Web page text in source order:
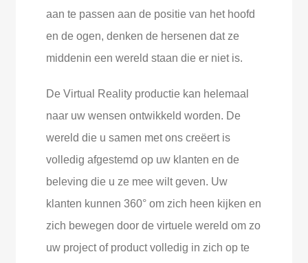
aan te passen aan de positie van het hoofd
en de ogen, denken de hersenen dat ze
middenin een wereld staan die er niet is.
De Virtual Reality productie kan helemaal
naar uw wensen ontwikkeld worden. De
wereld die u samen met ons creëert is
volledig afgestemd op uw klanten en de
beleving die u ze mee wilt geven. Uw
klanten kunnen 360° om zich heen kijken en
zich bewegen door de virtuele wereld om zo
uw project of product volledig in zich op te